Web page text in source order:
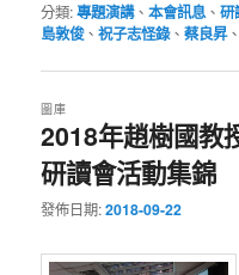
分類:專題演講、本會訊息 、研
島敦俊、祝子志怪錄、蔡良昇
2018年趙樹國教
研讀會活動集錦
圖庫
發佈日期:2018-09-22